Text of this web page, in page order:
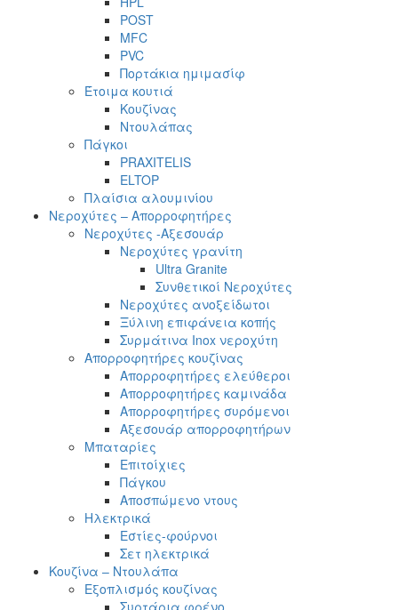
POST
MFC
PVC
Πορτάκια ημιμασίφ
Έτοιμα κουτιά
Κουζίνας
Ντουλάπας
Πάγκοι
PRAXITELIS
ELTOP
Πλαίσια αλουμινίου
Νεροχύτες – Απορροφητήρες
Νεροχύτες -Αξεσουάρ
Νεροχύτες γρανίτη
Ultra Granite
Συνθετικοί Νεροχύτες
Νεροχύτες ανοξείδωτοι
Ξύλινη επιφάνεια κοπής
Συρμάτινα Inox νεροχύτη
Απορροφητήρες κουζίνας
Απορροφητήρες ελεύθεροι
Απορροφητήρες καμινάδα
Απορροφητήρες συρόμενοι
Αξεσουάρ απορροφητήρων
Μπαταρίες
Επιτοίχιες
Πάγκου
Αποσπώμενο ντους
Ηλεκτρικά
Εστίες-φούρνοι
Σετ ηλεκτρικά
Κουζίνα – Ντουλάπα
Εξοπλισμός κουζίνας